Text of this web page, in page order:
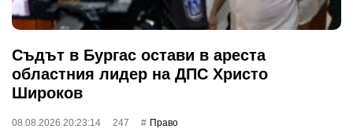
Съдът в Бургас остави в ареста
областния лидер на ДПС Христо
Широков
08.08.2026 20:23:14 247 Право